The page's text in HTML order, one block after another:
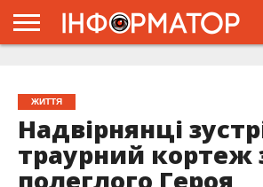
ЖИТТЯ
Надвірнянці
траурний кортеж
полеглого Героя